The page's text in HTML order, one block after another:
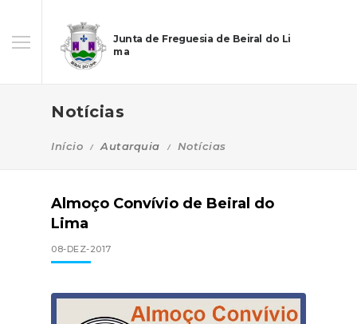
Junta de Freguesia de Beiral do Li
ma
Notícias
Início Autarquia Notícias
Almoço Convívio de Beiral do
Lima
08-DEZ-2017